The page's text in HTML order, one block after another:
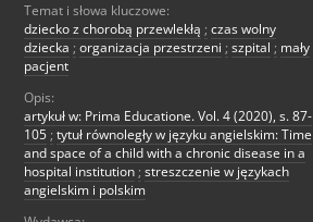
Temat i słowa kluczowe:
dziecko z chorobą przewlekłą ; czas wolny
dziecka ; organizacja przestrzeni ; szpital ; mały
pacjent
Opis:
artykuł w: Prima Educatione. Vol. 4 (2020), s. 87-
105 ; tytuł równoległy w języku angielskim: Time
and space of a child with a chronic disease in a
hospital institution ; streszczenie w językach
angielskim i polskim